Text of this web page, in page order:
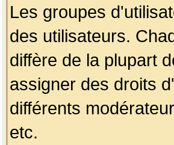
Les groupes
des utilisateurs.
diffère de la plupart
assigner des droits
différents
etc.